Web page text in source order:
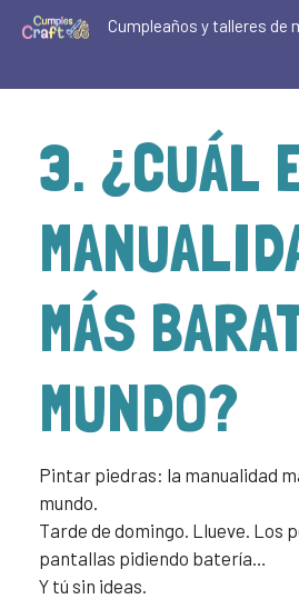
Cumpleaños y talleres de
3. ¿CUÁL
MÁS
MUNDO?
Pintar piedras: la manualidad
mundo.
Tarde de domingo. Llueve. Los
pantallas pidiendo batería…
Y tú sin ideas.